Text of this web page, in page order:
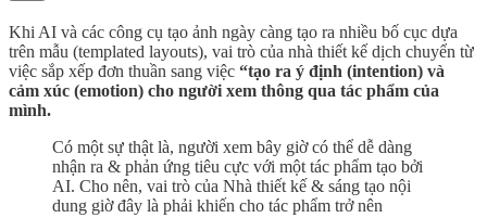
Khi AI và các công cụ tạo ảnh ngày càng tạo ra nhiều bố cục dựa
trên mẫu (templated layouts), vai trò của nhà thiết kế dịch chuyển từ
việc sắp xếp đơn thuần sang việc “tạo ra ý định (intention) và
cảm xúc (emotion) cho người xem thông qua tác phẩm của
mình.
Có một sự thật là, người xem bây giờ có thể dễ dàng
nhận ra & phản ứng tiêu cực với một tác phẩm tạo bởi
AI. Cho nên, vai trò của Nhà thiết kế & sáng tạo nội
dung giờ đây là phải khiến cho tác phẩm trở nên